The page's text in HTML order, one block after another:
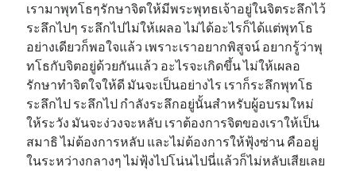
เรามาพุทโธๆรักษาจิตให้มีพระพุทธเจ้าอยู่ในจิตระลึกไว้
ระลึกไปๆ ระลึกไปไม่ให้เผลอ ไม่ได้อะไรก็ได้แต่พุทโธ
อย่างเดียวก็พอใจแล้ว เพราะเราอยากพิสูจน์ อยากรู้ว่าพุ
ทโธกับจิตอยู่ด้วยกันแล้ว อะไรจะเกิดขึ้น ไม่ให้เผลอ
รักษาทำจิตใจให้ดี มันจะเป็นอย่างไร เราก็ระลึกพุทโธ
ระลึกไป ระลึกไป กำลังระลึกอยู่นั้นสำหรับผู้อบรมใหม่
ให้ระวัง มันจะง่วงจะหลับ เราต้องการจิตของเราให้เป็น
สมาธิ ไม่ต้องการหลับ และไม่ต้องการให้ฟุ้งซ่าน คืออยู่
ในระหว่างกลางๆ ไม่ฟุ้งไปโน่นไปนี่แล้วก็ไม่หลับเสียเลย